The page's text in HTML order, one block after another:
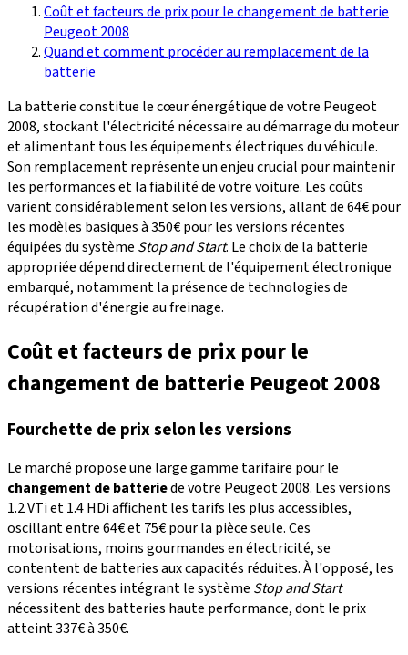
Coût et facteurs de prix pour le changement de batterie
Peugeot 2008
Quand et comment procéder au remplacement de la
batterie
La batterie constitue le cœur énergétique de votre Peugeot
2008, stockant l'électricité nécessaire au démarrage du moteur
et alimentant tous les équipements électriques du véhicule.
Son remplacement représente un enjeu crucial pour maintenir
les performances et la fiabilité de votre voiture. Les coûts
varient considérablement selon les versions, allant de 64€ pour
les modèles basiques à 350€ pour les versions récentes
équipées du système Stop and Start. Le choix de la batterie
appropriée dépend directement de l'équipement électronique
embarqué, notamment la présence de technologies de
récupération d'énergie au freinage.
Coût et facteurs de prix pour le
changement de batterie Peugeot 2008
Fourchette de prix selon les versions
Le marché propose une large gamme tarifaire pour le
changement de batteriede votre Peugeot 2008. Les versions
1.2 VTi et 1.4 HDi affichent les tarifs les plus accessibles,
oscillant entre 64€ et 75€ pour la pièce seule. Ces
motorisations, moins gourmandes en électricité, se
contentent de batteries aux capacités réduites. À l'opposé, les
versions récentes intégrant le système Stop and Start
nécessitent des batteries haute performance, dont le prix
atteint 337€ à 350€.